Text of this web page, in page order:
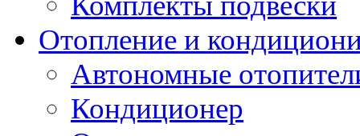
Отопление и
Автономные
Кондиционер